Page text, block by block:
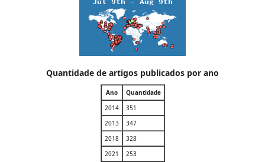
Quantidade de artigos publicados por ano
Ano
Quantidade
2014
351
2013
347
2018
328
2021
253